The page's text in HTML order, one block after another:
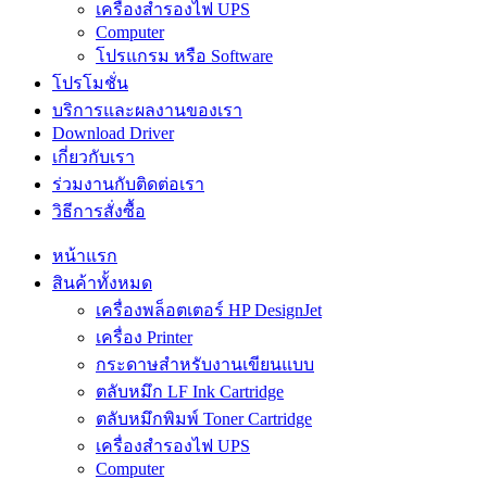
เครื่องสำรองไฟ UPS
Computer
โปรแกรม หรือ Software
โปรโมชั่น
บริการและผลงานของเรา
Download Driver
เกี่ยวกับเรา
ร่วมงานกับติดต่อเรา
วิธีการสั่งซื้อ
หน้าแรก
สินค้าทั้งหมด
เครื่องพล็อตเตอร์ HP DesignJet
เครื่อง Printer
กระดาษสำหรับงานเขียนแบบ
ตลับหมึก LF Ink Cartridge
ตลับหมึกพิมพ์ Toner Cartridge
เครื่องสำรองไฟ UPS
Computer